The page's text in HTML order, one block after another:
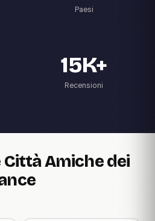
Paesi
15K+
Recensioni
Amiche dei